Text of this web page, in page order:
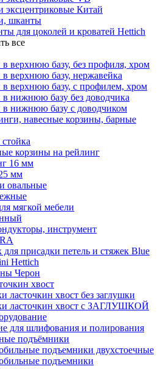
эксцентриковые Китай
шканты
для цоколей и кроватей Hettich
все
верхнюю базу, без профиля, хром
верхнюю базу, нержавейка
верхнюю базу, с профилем, хром
нижнюю базу без доводчика
нижнюю базу с доводчиком
навесные корзины, барные
корзины на рейлинг
16 мм
мм
овальные
мягкой мебели
инструмент
для присадки петель и стяжек Blue
Hettich
Черон
хвост
ласточкин хвост без заглушки
ласточкин хвост с ЗАГЛУШКОЙ
для шлифования и полирования
подъёмники
подъемники двухстоечные
подъемники